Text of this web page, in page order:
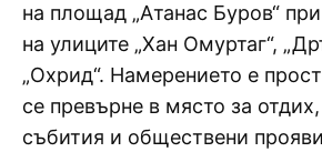
на площад „Атанас Буров“
на улиците „Хан Омуртаг“,
„Охрид“. Намерението е
се превърне в място за
събития и обществени